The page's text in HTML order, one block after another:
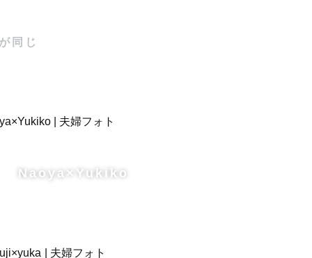
同じ
Naoya×Yukiko